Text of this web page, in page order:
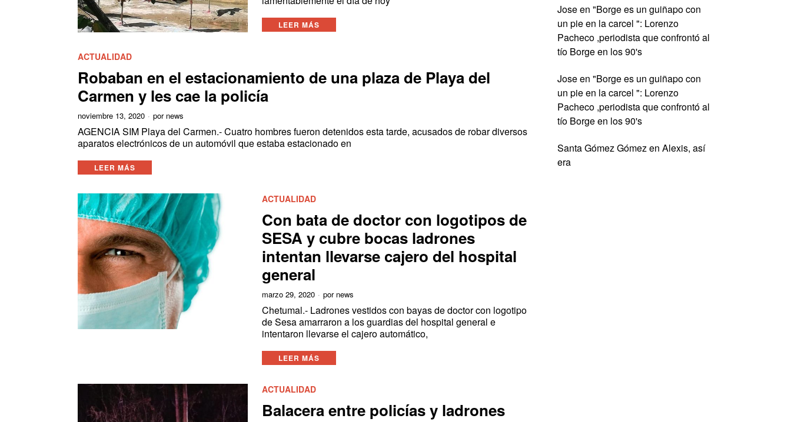
LEER MÁS
ACTUALIDAD
Robaban en el estacionamiento de una plaza de Playa del
Carmen y les cae la policía
noviembre 13, 2020 por news
AGENCIA SIM Playa del Carmen.- Cuatro hombres fueron detenidos esta tarde, acusados de robar diversos
aparatos electrónicos de un automóvil que estaba estacionado en
LEER MÁS
ACTUALIDAD
Con bata de doctor con logotipos de
SESA y cubre bocas ladrones
intentan llevarse cajero del hospital
general
marzo 29, 2020 por news
Chetumal.- Ladrones vestidos con bayas de doctor con logotipo
de Sesa amarraron a los guardias del hospital general e
intentaron llevarse el cajero automático,
LEER MÁS
ACTUALIDAD
Balacera entre policías y ladrones
Joseen "Borge es un guiñapo con
un pie en la carcel ": Lorenzo
Pacheco ,periodista que confrontó al
tío Borge en los 90's
Joseen "Borge es un guiñapo con
un pie en la carcel ": Lorenzo
Pacheco ,periodista que confrontó al
tío Borge en los 90's
Santa Gómez Gómezen Alexis, así
era